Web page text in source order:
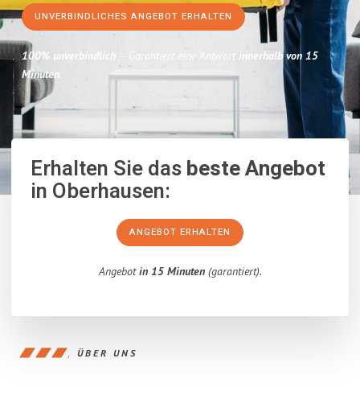
UNVERBINDLICHES ANGEBOT ERHALTEN
100% unverbindlich – Garantiert eine Antwort innerhalb von 15
Minuten.
Erhalten Sie dasbeste Angebot
in Oberhausen:
ANGEBOT ERHALTEN
Angebotin 15 Minuten(garantiert).
ÜBER UNS